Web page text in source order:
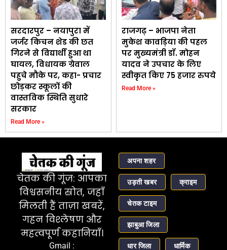
सरदारपुर – नयापुरा में
जर्जर किचन शेड की छत
गिरने से विद्यार्थी हुआ था
घायल, विधायक ग्रेवाल
पहुचे मौके पर, कहा- प्रचार
छोड़कर स्कूलों की
वास्तविक स्थिति सुधारे
सरकार
Read More »
राजगढ़ – भाजपा नेता
मुकेश कावड़िया की पहल
पर मुख्यमंत्री डॉ. मोहन
यादव ने उपचार के लिए
स्वीकृत किए 75 हजार रुपये
Read More »
चेतक की गूंज: आपका
विश्वसनीय स्रोत, जहाँ
मिलती हैं ताज़ा खबरें,
गहन विश्लेषण और
महत्वपूर्ण कहानियाँ।
Gmail :
अपना शहर
उड़ती खबर क्राइम
चेतक टाइम
झाबुआ जिला
धार जिला धार्मिक